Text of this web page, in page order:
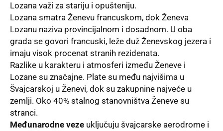
Lozana važi za stariju i opušteniju.
Lozana smatra Ženevu francuskom, dok Ženeva
Lozanu naziva provincijalnom i dosadnom. U oba
grada se govori francuski, leže duž Ženevskog jezera i
imaju visok procenat stranih rezidenata.
Razlike u karakteru i atmosferi između Ženeve i
Lozane su značajne. Plate su među najvišima u
Švajcarskoj u Ženevi, dok su zakupnine najveće u
zemlji. Oko 40% stalnog stanovništva Ženeve su
stranci.
Međunarodne veze uključuju švajcarske aerodrome i